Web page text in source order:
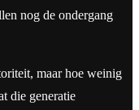
nog de ondergang
maar hoe weinig
die generatie